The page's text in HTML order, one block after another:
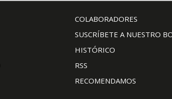
COLABORADORES
SUSCRÍBETE A NUESTRO
HISTÓRICO
RSS
RECOMENDAMOS